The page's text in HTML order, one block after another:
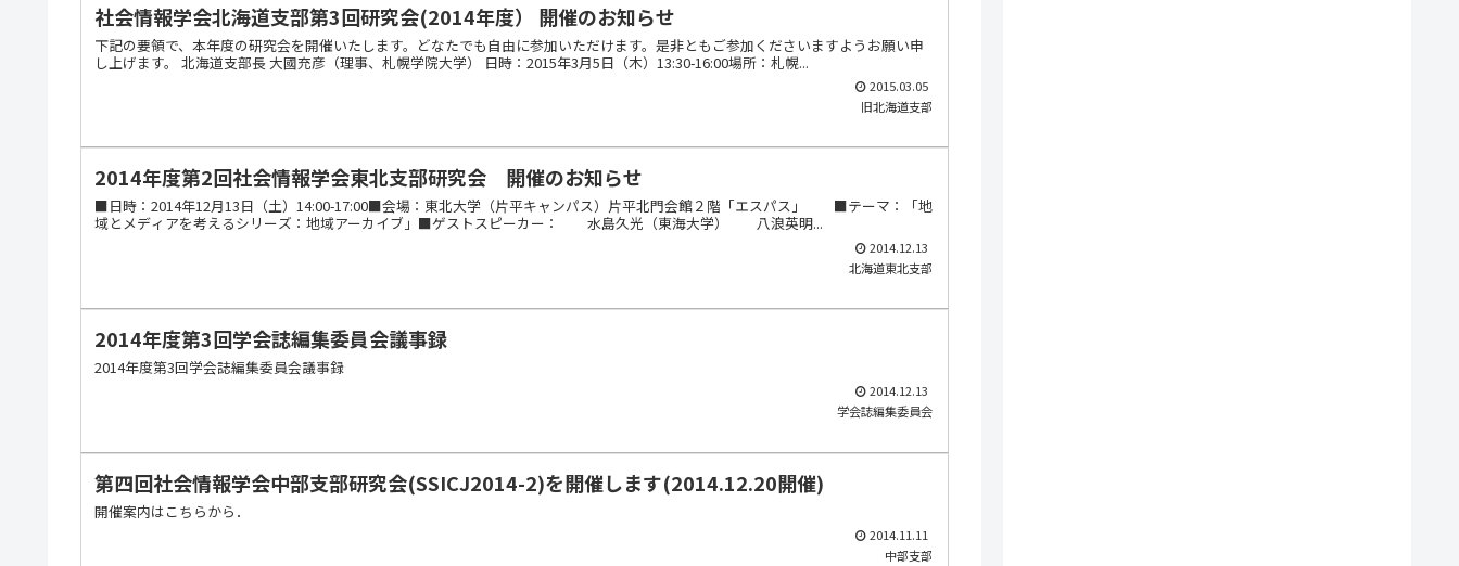
社会情報学会北海道支部第3回研究会(2014年度） 開催のお知らせ
下記の要領で、本年度の研究会を開催いたします。どなたでも自由に参加いただけます。是非ともご参加くださいますようお願い申
し上げます。 北海道支部長 大國充彦（理事、札幌学院大学） 日時：2015年3月5日（木）13:30-16:00場所：札幌...
2015.03.05
旧北海道支部
2014年度第2回社会情報学会東北支部研究会 開催のお知らせ
■日時：2014年12月13日（土）14:00-17:00■会場：東北大学（片平キャンパス）片平北門会館２階「エスパス」 ■テーマ：「地
域とメディアを考えるシリーズ：地域アーカイブ」■ゲストスピーカー： 水島久光（東海大学） 八浪英明...
2014.12.13
北海道東北支部
2014年度第3回学会誌編集委員会議事録
2014年度第3回学会誌編集委員会議事録
2014.12.13
学会誌編集委員会
第四回社会情報学会中部支部研究会(SSICJ2014-2)を開催します(2014.12.20開催)
開催案内はこちらから．
2014.11.11
中部支部